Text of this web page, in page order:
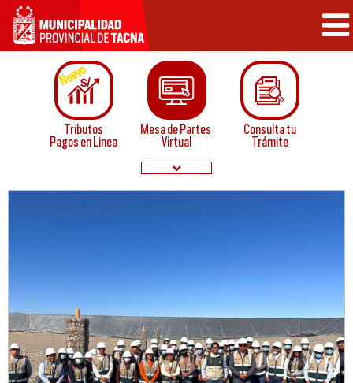
Nuevo
Tributos
Pagos en Linea
Mesa de Partes
Virtual
Consulta tu
Trámite
Buzón de
Sugerencias
Servicios
en linea